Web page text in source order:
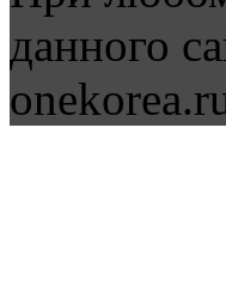
данного